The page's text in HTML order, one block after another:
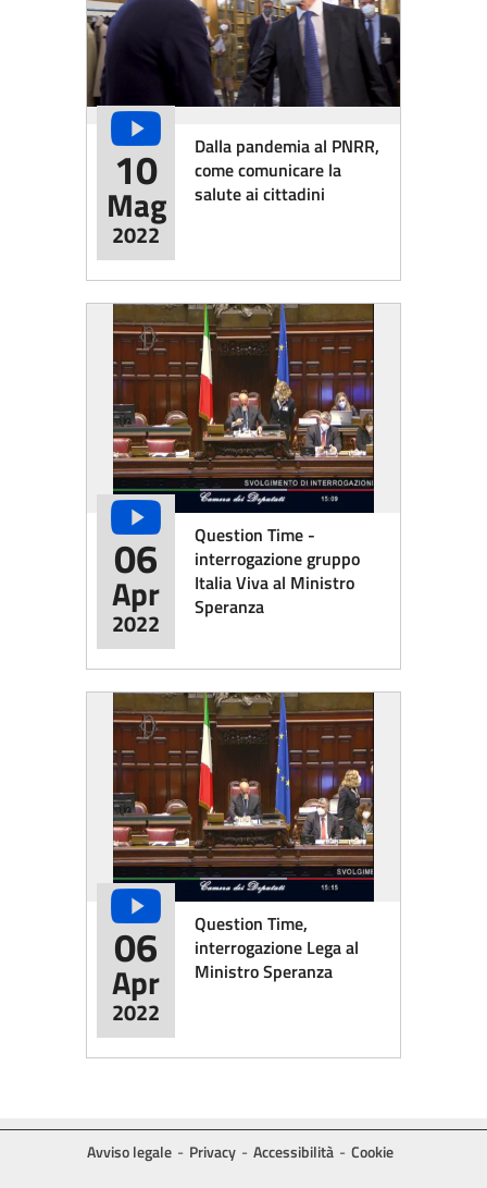
Dalla pandemia al PNRR,
come comunicare la
salute ai cittadini
10
Mag
2022
Question Time -
interrogazione gruppo
Italia Viva al Ministro
Speranza
06
Apr
2022
Question Time,
interrogazione Lega al
Ministro Speranza
06
Apr
2022
Avviso legale Privacy Accessibilità Cookie